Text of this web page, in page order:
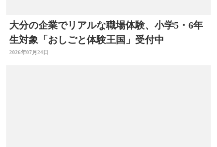
大分の企業でリアルな職場体験、小学5・6年
生対象「おしごと体験王国」受付中
2026年07月24日